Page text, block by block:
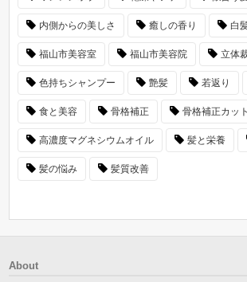
内側からの美しさ 癒しの香り 白
福山市美容室 福山市美容院 立体
色持ちシャンプー 艶髪 若返り
食と美容 骨格補正 骨格補正カット
高濃度マグネシウムオイル 髪と栄養
髪の悩み 髪質改善
About